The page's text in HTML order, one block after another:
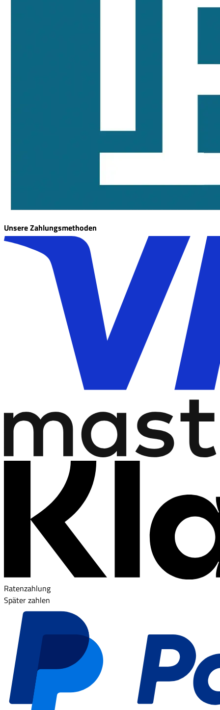
Unsere Zahlungsmethoden
Ratenzahlung
Später zahlen